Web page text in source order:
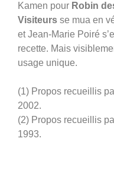
Kamen pour Robin
Visiteurs se mua en
et Jean-Marie Poiré
recette. Mais
usage unique.
(1) Propos recueillis
2002.
(2) Propos recueillis
1993.